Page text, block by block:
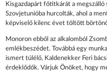
Kisgazdapárt főtitkárát a
Szovjetunióba hurcolták, ahol a
képviselő kilenc évet töltött
Monoron ebből az alkalomból
emlékbeszédet. Továbbá egy
ismert túlélő, Kaldenekker Feri
érdeklődők. Várjuk Önöket, hogy